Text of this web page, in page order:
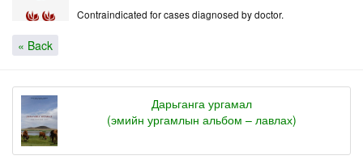
Contraindicated for cases diagnosed by doctor.
« Back
Дарьганга ургамал
(эмийн ургамлын альбом – лавлах)